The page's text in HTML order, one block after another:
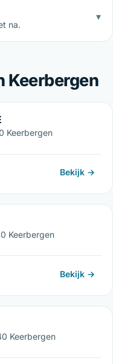
na.
▾
Keerbergen
Keerbergen
Bekijk →
Keerbergen
Bekijk →
Keerbergen